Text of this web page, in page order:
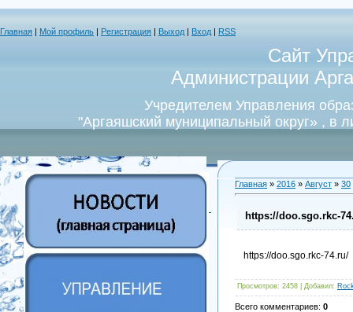
Главная Мой профиль Регистрация Выход Вход RSS
Сайт
Администрации
Учредителем Управления
"Аргаяшский муниципальный округ» , в
Главная » 2016 » Август » 30
https://doo.sgo.rkc-
https://doo.sgo.rkc-74.ru/
Просмотров: 2458 | Добавил:
Всего комментариев: 0